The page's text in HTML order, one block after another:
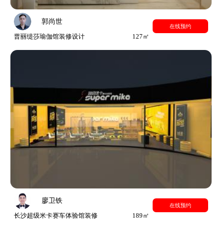
郭尚世
普丽缇莎瑜伽馆装修设计 127㎡
在线预约
廖卫铁
长沙超级米卡赛车体验馆装修 189㎡
在线预约